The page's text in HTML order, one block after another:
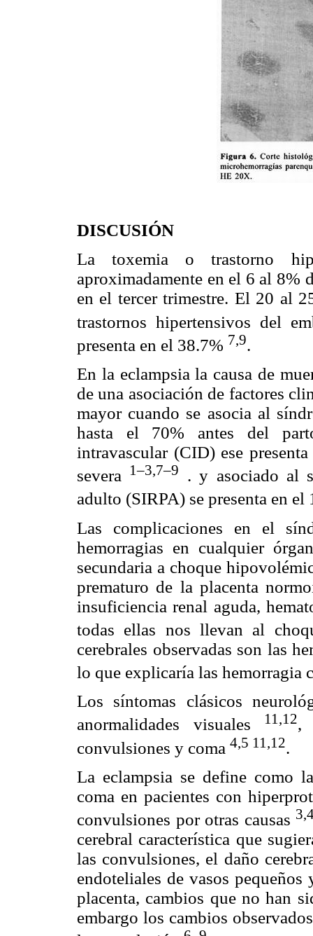
DISCUSIÓN
La toxemia o trastorno
aproximadamente en el 6 al 8%
en el tercer trimestre. El 20 al
trastornos hipertensivos del
presenta en el 38.7% 7,9.
En la eclampsia la causa de
de una asociación de factores
mayor cuando se asocia al
hasta el 70% antes del
intravascular (CID) ese
severa
1–3,7–9
. y asociado al
adulto (SIRPA) se presenta en
Las complicaciones en el
hemorragias en cualquier
secundaria a choque
prematuro de la placenta
insuficiencia renal aguda,
todas ellas nos llevan al
cerebrales observadas son las
lo que explicaría las hemorragia
Los síntomas clásicos
anormalidades visuales
11,12,
convulsiones y coma 4,5 11,12.
La eclampsia se define como
coma en pacientes con
convulsiones por otras causas
cerebral característica que
las convulsiones, el daño
endoteliales de vasos
placenta, cambios que no han
embargo los cambios